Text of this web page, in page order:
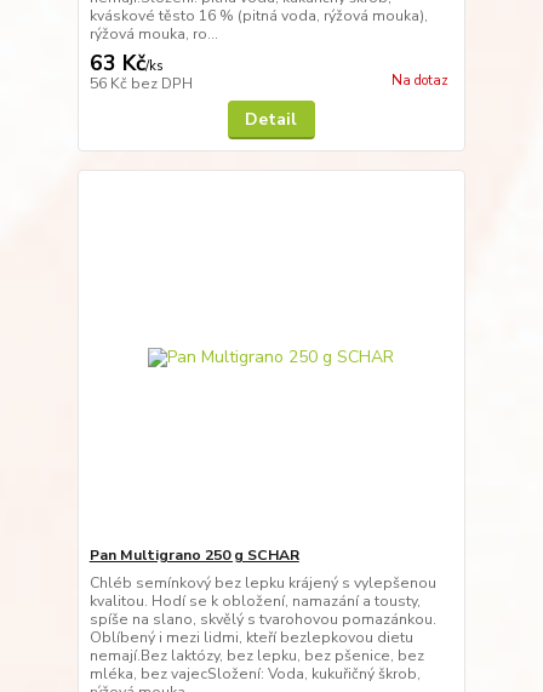
kváskové těsto 16 % (pitná voda, rýžová mouka),
rýžová mouka, ro...
63 Kč/ks
56 Kč bez DPH Na dotaz
Detail
Pan Multigrano 250 g SCHAR
Chléb semínkový bez lepku krájený s vylepšenou
kvalitou. Hodí se k obložení, namazání a tousty,
spíše na slano, skvělý s tvarohovou pomazánkou.
Oblíbený i mezi lidmi, kteří bezlepkovou dietu
nemají.Bez laktózy, bez lepku, bez pšenice, bez
mléka, bez vajecSložení: Voda, kukuřičný škrob,